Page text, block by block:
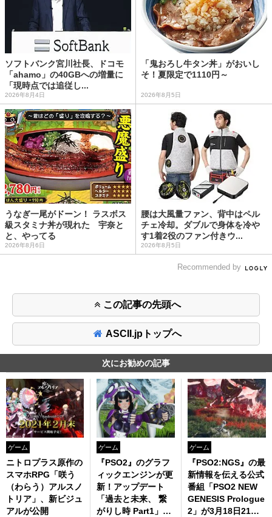
ソフトバンク宮川社長、ドコモ
「ahamo」の40GBへの増量に
「現時点では追従し...
2026年8月4日
「鬼おろし牛タン丼」がおいし
そ！夏限定で1110円～
2026年8月5日
うなぎ一尾がドーン！ ラスボス
級スタミナ丼が現れた 宇奈と
と、やってる
2026年8月6日
腰は大風量ファン、背中はペル
チェ冷却。ダブルで身体を冷や
す1着2役のファン付きウ...
2026年8月5日
Recommended by
この記事の先頭へ
ASCII.jpトップへ
次にお勧めの記事
ゲーム
ニトロプラス原作の
スマホRPG「咲う
（わらう）アルスノ
トリア」、新ビジュ
アルが公開
ゲーム
『PSO2』のグラフ
ィックエンジンが更
新！アップデート
「過去と未来、 繋
がりし時 Part1」実
ゲーム
『PSO2:NGS』の最
新情報を伝える公式
番組「PSO2 NEW
GENESIS Prologue
2」が3月18日21時